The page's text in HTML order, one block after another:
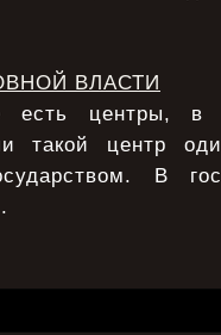
ВЛАСТИ
есть центры, в
такой центр
В